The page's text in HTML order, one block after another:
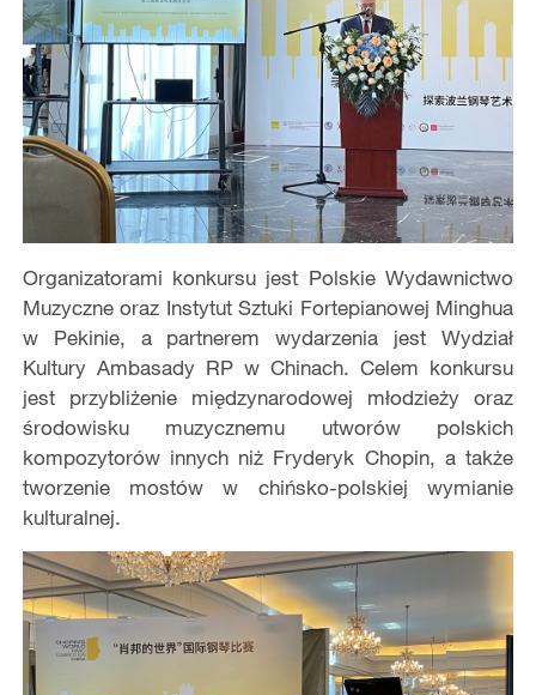
Organizatorami konkursu jest Polskie Wydawnictwo
Muzyczne oraz Instytut Sztuki Fortepianowej Minghua
w Pekinie, a partnerem wydarzenia jest Wydział
Kultury Ambasady RP w Chinach. Celem konkursu
jest przybliżenie międzynarodowej młodzieży oraz
środowisku muzycznemu utworów polskich
kompozytorów innych niż Fryderyk Chopin, a także
tworzenie mostów w chińsko-polskiej wymianie
kulturalnej.